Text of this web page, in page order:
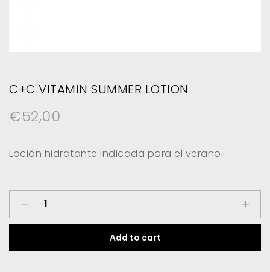
C+C VITAMIN SUMMER LOTION
€52,00
Loción hidratante indicada para el verano.
C+C
Vitamin
Lotion
Add to cart